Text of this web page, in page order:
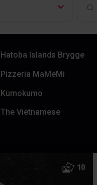
Hatoba Islands Brygge
Pizzeria MaMeMi
Kumokumo
The Vietnamese
10